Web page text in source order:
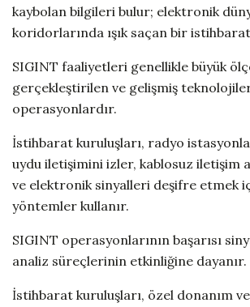
kaybolan bilgileri bulur; elektronik
koridorlarında ışık saçan bir
SIGINT faaliyetleri genellikle büyük
gerçekleştirilen ve gelişmiş
operasyonlardır.
İstihbarat kuruluşları, radyo
uydu iletişimini izler, kablosuz iletişim
ve elektronik sinyalleri deşifre etmek
yöntemler kullanır.
SIGINT operasyonlarının başarısı
analiz süreçlerinin etkinliğine dayanır.
İstihbarat kuruluşları, özel donanım